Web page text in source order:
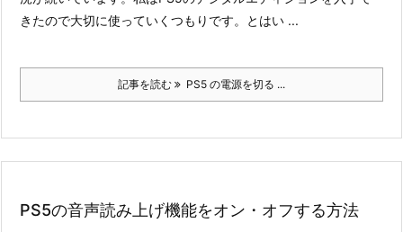
きたので大切に使っていくつもりです。
とはい ...
記事を読む PS5 の電源を切る ...
PS5の音声読み上げ機能をオン・オフする方法